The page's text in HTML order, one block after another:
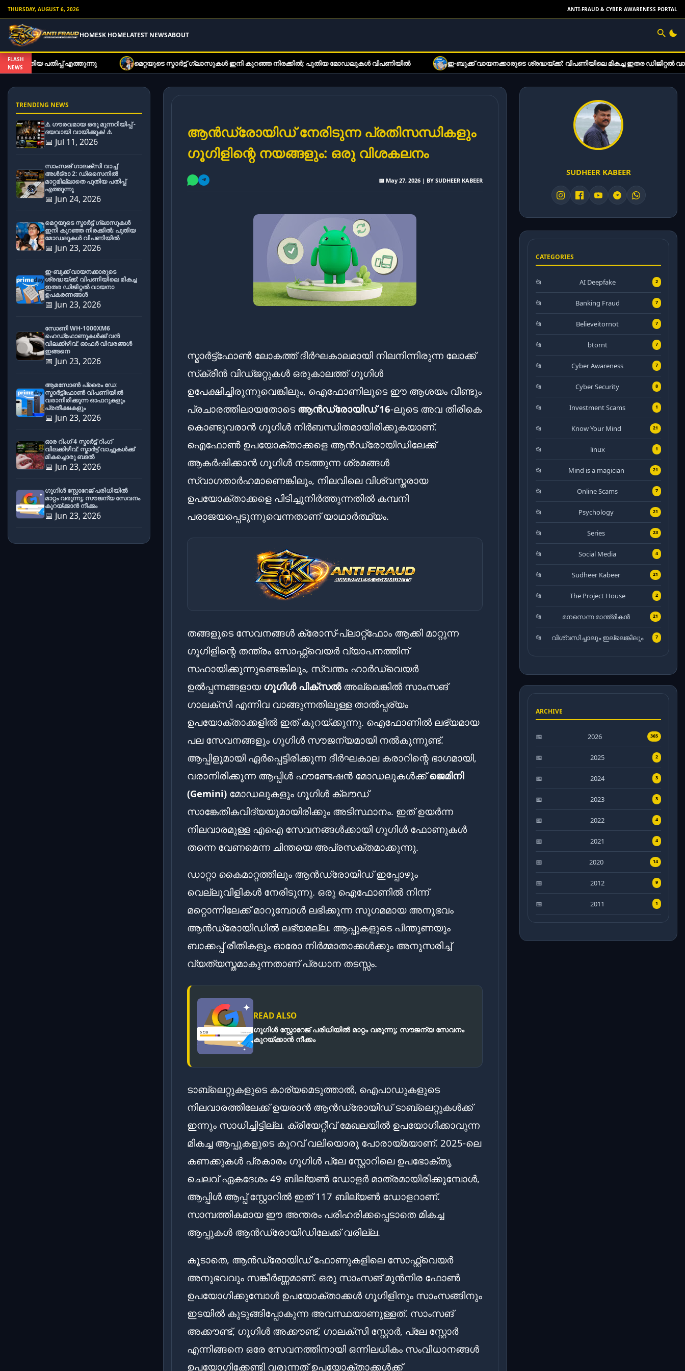
THURSDAY, AUGUST 6, 2026 ANTI-FRAUD & CYBER AWARENESS PORTAL
HOMESK HOMELATEST NEWSABOUT
FLASH
NEWS
മെറ്റയുടെ സ്മാർട്ട് ഗ്ലാസുകൾ ഇനി കുറഞ്ഞ നിരക്കിൽ; പുതിയ മോഡലുകൾ വിപണിയിൽ ഇ-ബുക്ക് വായനക്കാരുടെ ശ്രദ്ധയ്ക്ക്: വിപണിയിലെ മികച്ച ഇതര ഡിജിറ്റൽ വായനാ ഉപകരണങ്ങൾ
TRENDING NEWS
⚠️ ഗൗരവമായ ഒരു മുന്നറിയിപ്പ് -
ദയവായി വായിക്കുക! ⚠️
📅 Jul 11, 2026
സാംസങ് ഗാലക്സി വാച്ച്
അൾട്രാ 2: ഡിസൈനിൽ
മാറ്റമില്ലാതെ പുതിയ പതിപ്പ്
എത്തുന്നു
📅 Jun 24, 2026
മെറ്റയുടെ സ്മാർട്ട് ഗ്ലാസുകൾ
ഇനി കുറഞ്ഞ നിരക്കിൽ; പുതിയ
മോഡലുകൾ വിപണിയിൽ
📅 Jun 23, 2026
ഇ-ബുക്ക് വായനക്കാരുടെ
ശ്രദ്ധയ്ക്ക്: വിപണിയിലെ മികച്ച
ഇതര ഡിജിറ്റൽ വായനാ
ഉപകരണങ്ങൾ
📅 Jun 23, 2026
സോണി WH-1000XM6
ഹെഡ്‌ഫോണുകൾക്ക് വൻ
വിലക്കിഴിവ്: ഓഫർ വിവരങ്ങൾ
ഇങ്ങനെ
📅 Jun 23, 2026
ആമസോൺ പ്രൈം ഡേ:
സ്മാർട്ട്ഫോൺ വിപണിയിൽ
വരാനിരിക്കുന്ന ഓഫറുകളും
പ്രതീക്ഷകളും
📅 Jun 23, 2026
ഓര റിംഗ് 4 സ്മാർട്ട് റിംഗ്
വിലക്കിഴിവ്: സ്മാർട്ട് വാച്ചുകൾക്ക്
മികച്ചൊരു ബദൽ
📅 Jun 23, 2026
ഗൂഗിൾ സ്റ്റോറേജ് പരിധിയിൽ
മാറ്റം വരുന്നു; സൗജന്യ സേവനം
കുറയ്ക്കാൻ നീക്കം
📅 Jun 23, 2026
ആൻഡ്രോയിഡ് നേരിടുന്ന പ്രതിസന്ധികളും
ഗൂഗിളിന്റെ നയങ്ങളും: ഒരു വിശകലനം
📅 May 27, 2026 | BY SUDHEER KABEER
സ്മാർട്ട്ഫോൺ ലോകത്ത് ദീർഘകാലമായി നിലനിന്നിരുന്ന ലോക്ക്
സ്‌ക്രീൻ വിഡ്ജറ്റുകൾ ഒരുകാലത്ത് ഗൂഗിൾ
ഉപേക്ഷിച്ചിരുന്നുവെങ്കിലും, ഐഫോണിലൂടെ ഈ ആശയം വീണ്ടും
പ്രചാരത്തിലായതോടെ ആൻഡ്രോയിഡ് 16-ലൂടെ അവ തിരികെ
കൊണ്ടുവരാൻ ഗൂഗിൾ നിർബന്ധിതമായിരിക്കുകയാണ്.
ഐഫോൺ ഉപയോക്താക്കളെ ആൻഡ്രോയിഡിലേക്ക്
ആകർഷിക്കാൻ ഗൂഗിൾ നടത്തുന്ന ശ്രമങ്ങൾ
സ്വാഗതാർഹമാണെങ്കിലും, നിലവിലെ വിശ്വസ്തരായ
ഉപയോക്താക്കളെ പിടിച്ചുനിർത്തുന്നതിൽ കമ്പനി
പരാജയപ്പെടുന്നുവെന്നതാണ് യാഥാർത്ഥ്യം.
തങ്ങളുടെ സേവനങ്ങൾ ക്രോസ്-പ്ലാറ്റ്‌ഫോം ആക്കി മാറ്റുന്ന
ഗൂഗിളിന്റെ തന്ത്രം സോഫ്റ്റ്‌വെയർ വ്യാപനത്തിന്
സഹായിക്കുന്നുണ്ടെങ്കിലും, സ്വന്തം ഹാർഡ്‌വെയർ
ഉൽപ്പന്നങ്ങളായ ഗൂഗിൾ പിക്സൽഅല്ലെങ്കിൽ സാംസങ്
ഗാലക്സി എന്നിവ വാങ്ങുന്നതിലുള്ള താൽപ്പര്യം
ഉപയോക്താക്കളിൽ ഇത് കുറയ്ക്കുന്നു. ഐഫോണിൽ ലഭ്യമായ
പല സേവനങ്ങളും ഗൂഗിൾ സൗജന്യമായി നൽകുന്നുണ്ട്.
ആപ്പിളുമായി ഏർപ്പെട്ടിരിക്കുന്ന ദീർഘകാല കരാറിന്റെ ഭാഗമായി,
വരാനിരിക്കുന്ന ആപ്പിൾ ഫൗണ്ടേഷൻ മോഡലുകൾക്ക്ജെമിനി
(Gemini) മോഡലുകളും ഗൂഗിൾ ക്ലൗഡ്
സാങ്കേതികവിദ്യയുമായിരിക്കും അടിസ്ഥാനം. ഇത് ഉയർന്ന
നിലവാരമുള്ള എഐ സേവനങ്ങൾക്കായി ഗൂഗിൾ ഫോണുകൾ
തന്നെ വേണമെന്ന ചിന്തയെ അപ്രസക്തമാക്കുന്നു.
ഡാറ്റാ കൈമാറ്റത്തിലും ആൻഡ്രോയിഡ് ഇപ്പോഴും
വെല്ലുവിളികൾ നേരിടുന്നു. ഒരു ഐഫോണിൽ നിന്ന്
മറ്റൊന്നിലേക്ക് മാറുമ്പോൾ ലഭിക്കുന്ന സുഗമമായ അനുഭവം
ആൻഡ്രോയിഡിൽ ലഭ്യമല്ല. ആപ്പുകളുടെ പിന്തുണയും
ബാക്കപ്പ് രീതികളും ഓരോ നിർമ്മാതാക്കൾക്കും അനുസരിച്ച്
വ്യത്യസ്തമാകുന്നതാണ് പ്രധാന തടസ്സം.
READ ALSO
ഗൂഗിൾ സ്റ്റോറേജ് പരിധിയിൽ മാറ്റം വരുന്നു; സൗജന്യ സേവനം
കുറയ്ക്കാൻ നീക്കം
ടാബ്‌ലെറ്റുകളുടെ കാര്യമെടുത്താൽ, ഐപാഡുകളുടെ
നിലവാരത്തിലേക്ക് ഉയരാൻ ആൻഡ്രോയിഡ് ടാബ്‌ലെറ്റുകൾക്ക്
ഇന്നും സാധിച്ചിട്ടില്ല. ക്രിയേറ്റീവ് മേഖലയിൽ ഉപയോഗിക്കാവുന്ന
മികച്ച ആപ്പുകളുടെ കുറവ് വലിയൊരു പോരായ്മയാണ്. 2025-ലെ
കണക്കുകൾ പ്രകാരം ഗൂഗിൾ പ്ലേ സ്റ്റോറിലെ ഉപഭോക്തൃ
ചെലവ് ഏകദേശം 49 ബില്യൺ ഡോളർ മാത്രമായിരിക്കുമ്പോൾ,
ആപ്പിൾ ആപ്പ് സ്റ്റോറിൽ ഇത് 117 ബില്യൺ ഡോളറാണ്.
സാമ്പത്തികമായ ഈ അന്തരം പരിഹരിക്കപ്പെടാതെ മികച്ച
ആപ്പുകൾ ആൻഡ്രോയിഡിലേക്ക് വരില്ല.
കൂടാതെ, ആൻഡ്രോയിഡ് ഫോണുകളിലെ സോഫ്റ്റ്‌വെയർ
അനുഭവവും സങ്കീർണ്ണമാണ്. ഒരു സാംസങ് മുൻനിര ഫോൺ
ഉപയോഗിക്കുമ്പോൾ ഉപയോക്താക്കൾ ഗൂഗിളിനും സാംസങ്ങിനും
ഇടയിൽ കുടുങ്ങിപ്പോകുന്ന അവസ്ഥയാണുള്ളത്. സാംസങ്
അക്കൗണ്ട്, ഗൂഗിൾ അക്കൗണ്ട്, ഗാലക്സി സ്റ്റോർ, പ്ലേ സ്റ്റോർ
എന്നിങ്ങനെ ഒരേ സേവനത്തിനായി ഒന്നിലധികം സംവിധാനങ്ങൾ
ഉപയോഗിക്കേണ്ടി വരുന്നത് ഉപയോക്താക്കൾക്ക്
SUDHEER KABEER
CATEGORIES
AI Deepfake 2
Banking Fraud 7
Believeitornot 7
btornt 7
Cyber Awareness 7
Cyber Security 8
Investment Scams 1
Know Your Mind 21
linux 1
Mind is a magician 21
Online Scams 7
Psychology 21
Series 23
Social Media 4
Sudheer Kabeer 21
The Project House 2
മനസെന്ന മാന്ത്രികൻ 21
വിശ്വസിച്ചാലും ഇല്ലെങ്കിലും 7
ARCHIVE
2026 365
2025 2
2024 3
2023 3
2022 4
2021 4
2020 14
2012 9
2011 1